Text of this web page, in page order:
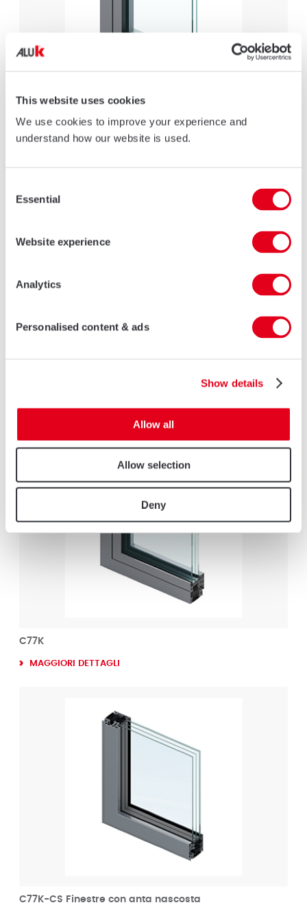
This website uses cookies
We use cookies to improve your experience and
understand how our website is used.
Selection
Essential
Website experience
Analytics
Personalised content & ads
Show details
Allow all
Allow selection
Deny
D77
C77K
MAGGIORI DETTAGLI
C77K-CS Finestre con anta nascosta